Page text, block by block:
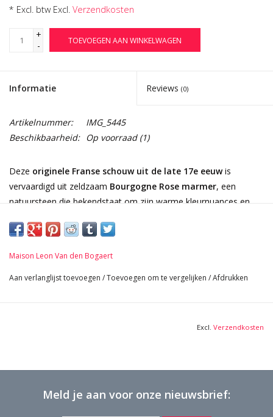
* Excl. btw Excl. Verzendkosten
+
-
TOEVOEGEN AAN WINKELWAGEN
Informatie Reviews (0)
Artikelnummer:
IMG_5445
Beschikbaarheid: Op voorraad(1)
Deze originele Franse schouw uit de late 17e eeuwis
vervaardigd uit zeldzaam Bourgogne Rose marmer, een
natuursteen die bekendstaat om zijn warme kleurnuances en
massief walnoten tablet
geprofileerde stijlen, een zacht gebogen boog en strakke lijnen
historische interieurs als moderne en hedendaagse
reflecteren. Doorheen de dag verandert de uitstraling subtiel,
Maison Leon Van den Bogaert
Aan verlanglijst toevoegen /Toevoegen om te vergelijken /Afdrukken
Excl. Verzendkosten
Meld je aan voor onze nieuwsbrief: